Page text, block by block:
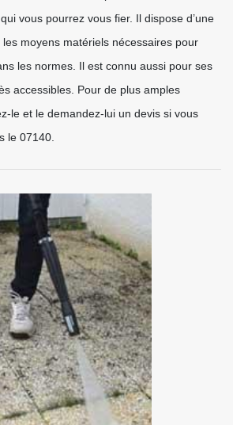
vous pourrez vous fier. Il dispose d’une
moyens matériels nécessaires pour
les normes. Il est connu aussi pour ses
accessibles. Pour de plus amples
le et le demandez-lui un devis si vous
le 07140.